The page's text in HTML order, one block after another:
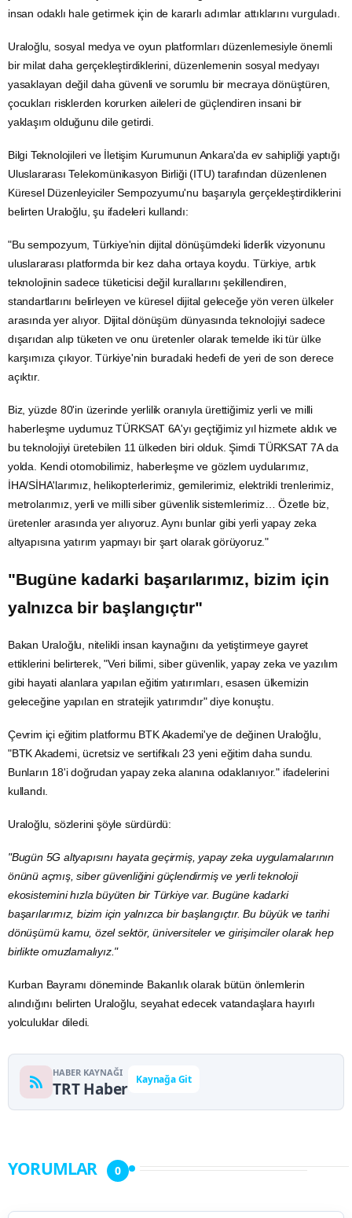
insan odaklı hale getirmek için de kararlı adımlar attıklarını vurguladı.
Uraloğlu, sosyal medya ve oyun platformları düzenlemesiyle önemli
bir milat daha gerçekleştirdiklerini, düzenlemenin sosyal medyayı
yasaklayan değil daha güvenli ve sorumlu bir mecraya dönüştüren,
çocukları risklerden korurken aileleri de güçlendiren insani bir
yaklaşım olduğunu dile getirdi.
Bilgi Teknolojileri ve İletişim Kurumunun Ankara'da ev sahipliği yaptığı
Uluslararası Telekomünikasyon Birliği (ITU) tarafından düzenlenen
Küresel Düzenleyiciler Sempozyumu'nu başarıyla gerçekleştirdiklerini
belirten Uraloğlu, şu ifadeleri kullandı:
"Bu sempozyum, Türkiye'nin dijital dönüşümdeki liderlik vizyonunu
uluslararası platformda bir kez daha ortaya koydu. Türkiye, artık
teknolojinin sadece tüketicisi değil kurallarını şekillendiren,
standartlarını belirleyen ve küresel dijital geleceğe yön veren ülkeler
arasında yer alıyor. Dijital dönüşüm dünyasında teknolojiyi sadece
dışarıdan alıp tüketen ve onu üretenler olarak temelde iki tür ülke
karşımıza çıkıyor. Türkiye'nin buradaki hedefi de yeri de son derece
açıktır.
Biz, yüzde 80'in üzerinde yerlilik oranıyla ürettiğimiz yerli ve milli
haberleşme uydumuz TÜRKSAT 6A'yı geçtiğimiz yıl hizmete aldık ve
bu teknolojiyi üretebilen 11 ülkeden biri olduk. Şimdi TÜRKSAT 7A da
yolda. Kendi otomobilimiz, haberleşme ve gözlem uydularımız,
İHA/SİHA'larımız, helikopterlerimiz, gemilerimiz, elektrikli trenlerimiz,
metrolarımız, yerli ve milli siber güvenlik sistemlerimiz… Özetle biz,
üretenler arasında yer alıyoruz. Aynı bunlar gibi yerli yapay zeka
altyapısına yatırım yapmayı bir şart olarak görüyoruz."
"Bugüne kadarki başarılarımız, bizim için
yalnızca bir başlangıçtır"
Bakan Uraloğlu, nitelikli insan kaynağını da yetiştirmeye gayret
ettiklerini belirterek, "Veri bilimi, siber güvenlik, yapay zeka veyazılım
gibi hayati alanlara yapılaneğitim yatırımları, esasen ülkemizin
geleceğine yapılan en stratejik yatırımdır" diye konuştu.
Çevrim içi eğitim platformu BTKAkademi'ye de değinen Uraloğlu,
"BTK Akademi, ücretsiz ve sertifikalı 23 yeni eğitim daha sundu.
Bunların 18'i doğrudan yapay zeka alanına odaklanıyor." ifadelerini
kullandı.
Uraloğlu, sözlerini şöyle sürdürdü:
"Bugün 5G altyapısını hayata geçirmiş, yapay zeka uygulamalarının
önünü açmış, siber güvenliğini güçlendirmiş ve yerli teknoloji
ekosistemini hızla büyüten bir Türkiye var. Bugüne kadarki
başarılarımız, bizim için yalnızca bir başlangıçtır. Bu büyük ve tarihi
dönüşümü kamu, özel sektör, üniversiteler ve girişimciler olarak hep
birlikte omuzlamalıyız."
Kurban Bayramı döneminde Bakanlık olarak bütün önlemlerin
alındığını belirten Uraloğlu, seyahat edecek vatandaşlara hayırlı
yolculuklar diledi.
HABER KAYNAĞI
TRT Haber Kaynağa Git
YORUMLAR 0